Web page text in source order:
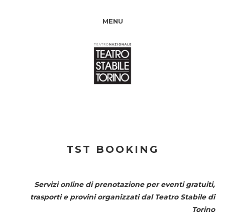
MENU
TST BOOKING
Servizi online di prenotazione per eventi gratuiti,
trasporti e provini organizzati dal Teatro Stabile di
Torino